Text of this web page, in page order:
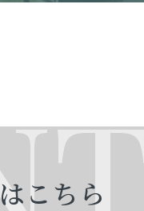
こちら